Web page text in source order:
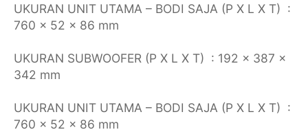
UKURAN UNIT UTAMA – BODI SAJA (P X L X T) :
760 x 52 x 86 mm
UKURAN SUBWOOFER (P X L X T) : 192 x 387 x
342 mm
UKURAN UNIT UTAMA – BODI SAJA (P X L X T) :
760 x 52 x 86 mm